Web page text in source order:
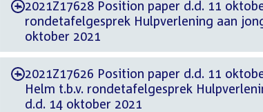
-2021Z17628 Position paper d.d. 11 oktober 2021 - , Position
rondetafelgesprek Hulpverlening aan
oktober 2021
-2021Z17626 Position paper d.d. 11 oktober 2021 - , Position
Helm t.b.v. rondetafelgesprek
d.d. 14 oktober 2021